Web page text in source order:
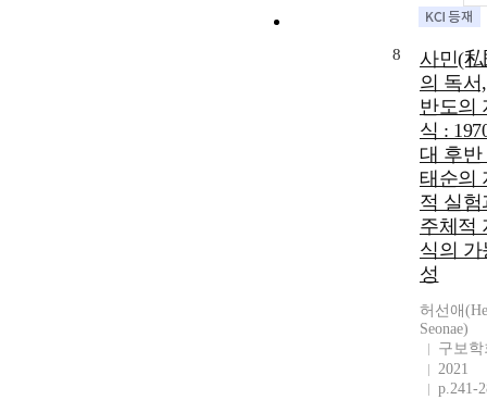
8
사민(私
의 독서
반도의
식 :
대 후반
태순의
적 실험
주체적
식의 가
성
허선애
Seonae)
구보학
2021
p.241-